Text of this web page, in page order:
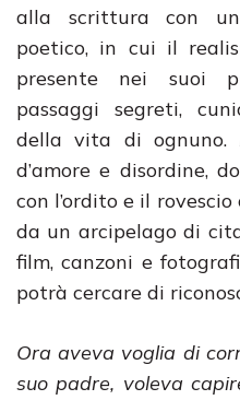
alla scrittura con
poetico, in cui il
presente nei suoi
passaggi segreti,
della vita di ognuno.
d’amore e disordine,
con l’ordito e il
da un arcipelago di
film, canzoni e
potrà cercare di
Ora aveva voglia di
suo padre, voleva